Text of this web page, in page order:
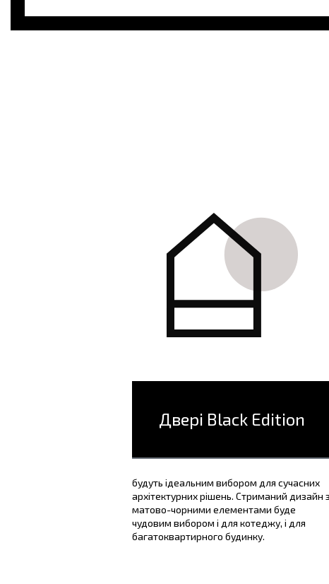
Двері Black Edition
будуть ідеальним вибором для сучасних
архітектурних рішень. Стриманий дизайн з
матово-чорними елементами буде
чудовим вибором і для котеджу, і для
багатоквартирного будинку.